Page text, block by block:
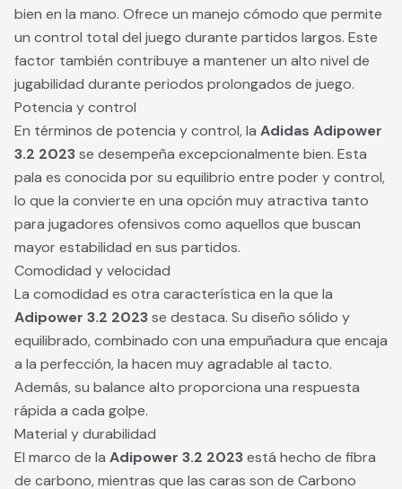
bien en la mano. Ofrece un manejo cómodo que permite
un control total del juego durante partidos largos. Este
factor también contribuye a mantener un alto nivel de
jugabilidad durante periodos prolongados de juego.
Potencia y control
En términos de potencia y control, la Adidas Adipower
3.2 2023se desempeña excepcionalmente bien. Esta
pala es conocida por su equilibrio entre poder y control,
lo que la convierte en una opción muy atractiva tanto
para jugadores ofensivos como aquellos que buscan
mayor estabilidad en sus partidos.
Comodidad y velocidad
La comodidad es otra característica en la que la
Adipower 3.2 2023se destaca. Su diseño sólido y
equilibrado, combinado con una empuñadura que encaja
a la perfección, la hacen muy agradable al tacto.
Además, su balance alto proporciona una respuesta
rápida a cada golpe.
Material y durabilidad
El marco de la Adipower 3.2 2023está hecho de fibra
de carbono, mientras que las caras son de Carbono